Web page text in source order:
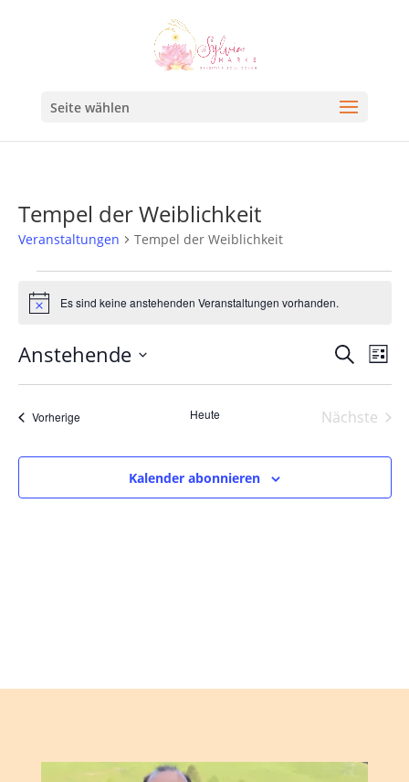
Seite wählen
Tempel der Weiblichkeit
Veranstaltungen Tempel der Weiblichkeit
HinweisEs sind keine anstehenden Veranstaltungen vorhanden.
Suche
und
SucheListe
Anstehende
Datum
wählen.
VorherigeVeranstaltungen Heute
Nächste
Kalender abonnieren